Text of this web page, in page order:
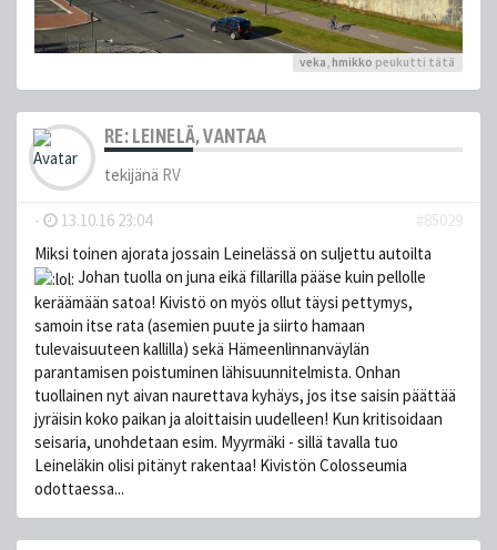
veka hmikko peukutti tätä
RE: LEINELÄ, VANTAA
tekijänä RV
- 13.10.16 23:04
#85029
Miksi toinen ajorata jossain Leinelässä on suljettu autoilta
Johan tuolla on juna eikä fillarilla pääse kuin pellolle
keräämään satoa! Kivistö on myös ollut täysi pettymys,
samoin itse rata (asemien puute ja siirto hamaan
tulevaisuuteen kallilla) sekä Hämeenlinnanväylän
parantamisen poistuminen lähisuunnitelmista. Onhan
tuollainen nyt aivan naurettava kyhäys, jos itse saisin päättää
jyräisin koko paikan ja aloittaisin uudelleen! Kun kritisoidaan
seisaria, unohdetaan esim. Myyrmäki - sillä tavalla tuo
Leineläkin olisi pitänyt rakentaa! Kivistön Colosseumia
odottaessa...